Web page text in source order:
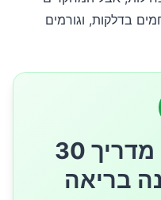
בדלקות, וגורמים
🎁 קבלו חינם: מדריך 30
בריאה